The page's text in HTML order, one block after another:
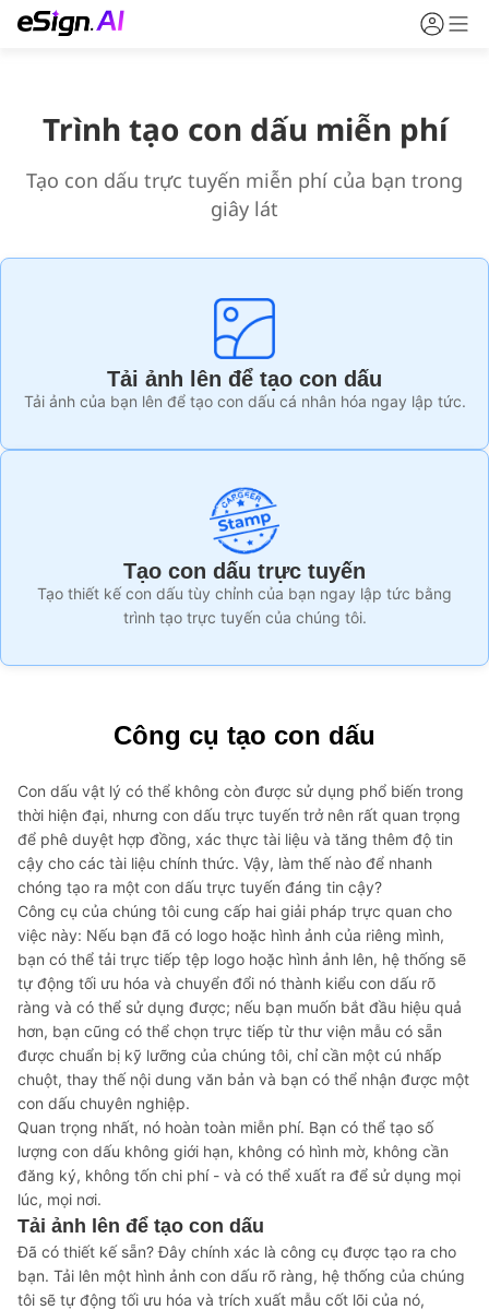
Trình tạo con dấu miễn phí
Tạo con dấu trực tuyến miễn phí của bạn trong
giây lát
Tải ảnh lên để tạo con dấu
Tải ảnh của bạn lên để tạo con dấu cá nhân hóa ngay lập tức.
Tạo con dấu trực tuyến
Tạo thiết kế con dấu tùy chỉnh của bạn ngay lập tức bằng
trình tạo trực tuyến của chúng tôi.
Công cụ tạo con dấu
Con dấu vật lý có thể không còn được sử dụng phổ biến trong
thời hiện đại, nhưng con dấu trực tuyến trở nên rất quan trọng
để phê duyệt hợp đồng, xác thực tài liệu và tăng thêm độ tin
cậy cho các tài liệu chính thức. Vậy, làm thế nào để nhanh
chóng tạo ra một con dấu trực tuyến đáng tin cậy?
Công cụ của chúng tôi cung cấp hai giải pháp trực quan cho
việc này: Nếu bạn đã có logo hoặc hình ảnh của riêng mình,
bạn có thể tải trực tiếp tệp logo hoặc hình ảnh lên, hệ thống sẽ
tự động tối ưu hóa và chuyển đổi nó thành kiểu con dấu rõ
ràng và có thể sử dụng được; nếu bạn muốn bắt đầu hiệu quả
hơn, bạn cũng có thể chọn trực tiếp từ thư viện mẫu có sẵn
được chuẩn bị kỹ lưỡng của chúng tôi, chỉ cần một cú nhấp
chuột, thay thế nội dung văn bản và bạn có thể nhận được một
con dấu chuyên nghiệp.
Quan trọng nhất, nó hoàn toàn miễn phí. Bạn có thể tạo số
lượng con dấu không giới hạn, không có hình mờ, không cần
đăng ký, không tốn chi phí - và có thể xuất ra để sử dụng mọi
lúc, mọi nơi.
Tải ảnh lên để tạo con dấu
Đã có thiết kế sẵn? Đây chính xác là công cụ được tạo ra cho
bạn. Tải lên một hình ảnh con dấu rõ ràng, hệ thống của chúng
tôi sẽ tự động tối ưu hóa và trích xuất mẫu cốt lõi của nó,